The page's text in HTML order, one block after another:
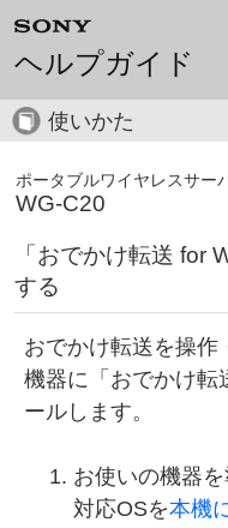
ヘルプガイド
使いかた
ポータブルワイヤレスサー
WG-C20
「おでかけ転送 for
する
おでかけ転送を操作
機器に「おでかけ転
ールします。
お使いの機器を
対応OSを本機